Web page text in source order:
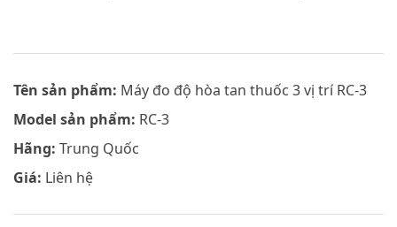
Tên sản phẩm: Máy đo độ hòa tan thuốc 3 vị trí RC-3
Model sản phẩm: RC-3
Hãng: Trung Quốc
Giá: Liên hệ